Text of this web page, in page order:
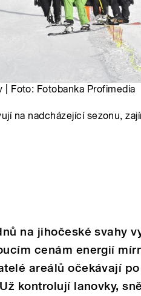
| Foto: Fotobanka Profimedia
na nadcházející sezonu,
na jihočeské svahy
cenám energií
areálů očekávají
kontrolují lanovky,